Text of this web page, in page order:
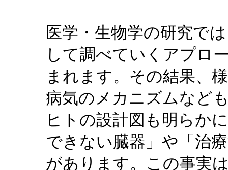
医学・生物学の研究で
して調べていくアプロ
まれます。その結果、
病気のメカニズムなど
ヒトの設計図も明らか
できない臓器」や「治
があります。この事実